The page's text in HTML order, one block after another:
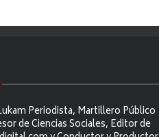
Periodista, Martillero Público
de Ciencias Sociales, Editor de